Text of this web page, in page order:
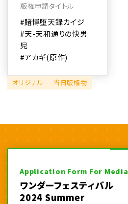
版権申請タイトル
#賭博堕天録カイジ
#天-天和通りの快男
児
#アカギ(原作)
オリジナル 当日版権物
Application Form For Media
ワンダーフェスティバル
2024 Summer